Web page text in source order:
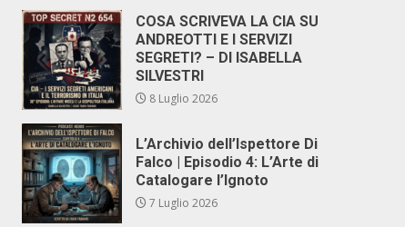
COSA SCRIVEVA LA CIA SU
ANDREOTTI E I SERVIZI
SEGRETI? – DI ISABELLA
SILVESTRI
8 Luglio 2026
L’Archivio dell’Ispettore Di
Falco | Episodio 4: L’Arte di
Catalogare l’Ignoto
7 Luglio 2026